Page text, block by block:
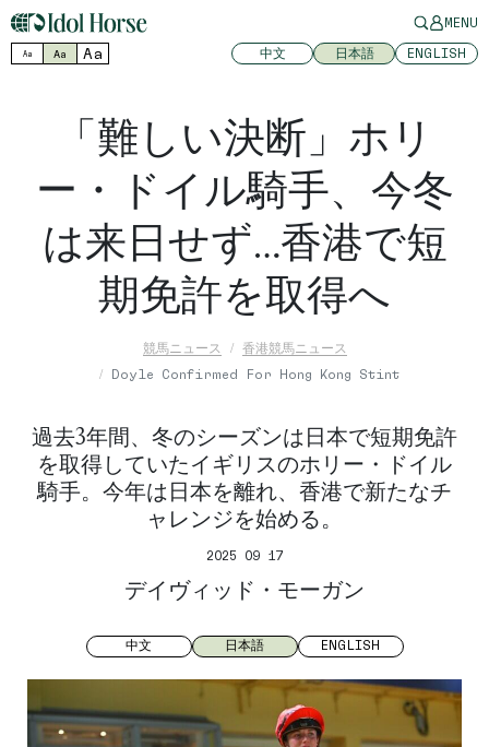
MENU
Aa Aa Aa 中文 日本語 ENGLISH
「難しい決断」ホリ
ー・ドイル騎手、今冬
は来日せず…香港で短
期免許を取得へ
競馬ニュース
香港競馬ニュース
Doyle Confirmed For Hong Kong Stint
過去3年間、冬のシーズンは日本で短期免許
を取得していたイギリスのホリー・ドイル
騎手。今年は日本を離れ、香港で新たなチ
ャレンジを始める。
2025 09 17
デイヴィッド・モーガン
中文 日本語 ENGLISH